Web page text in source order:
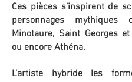
Ces pièces s’inspirent de
personnages mythiques
Minotaure, Saint Georges
ou encore Athéna.
L’artiste hybride les